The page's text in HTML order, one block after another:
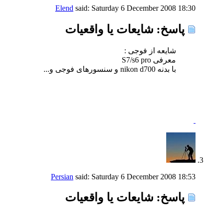
Elend said: Saturday 6 December 2008 18:30
پاسخ: شايعات يا واقعيات
شایعه از فوجی :
معرفی S7/s6 pro
با بدنه nikon d700 و سنسورهای فوجی و...
Persian said: Saturday 6 December 2008 18:53
پاسخ: شايعات يا واقعيات